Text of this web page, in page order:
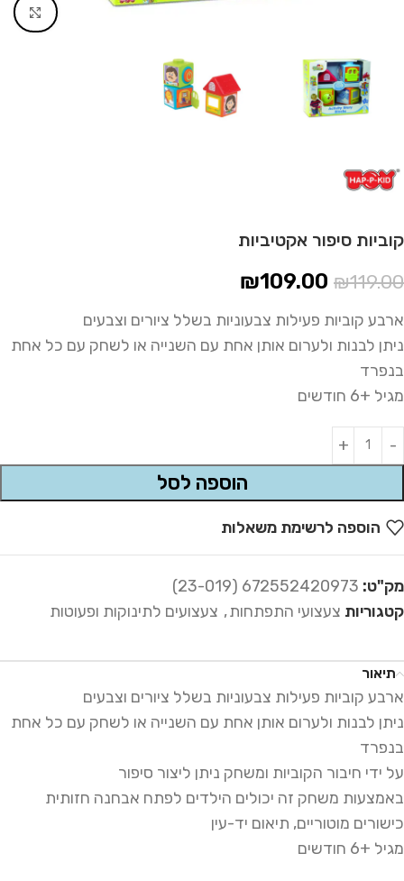
Click to enlarge
קוביות סיפור אקטיביות
₪119.00
₪109.00
ארבע קוביות פעילות צבעוניות בשלל ציורים וצבעים
ניתן לבנות ולערום אותן אחת עם השנייה או לשחק עם כל אחת
בנפרד
מגיל +6 חודשים
הוספה לסל
Alternative:
הוספה לרשימת משאלות
מק"ט: 672552420973 (23-019)
קטגוריות צעצועי התפתחות, צעצועים לתינוקות ופעוטות
תיאור
ארבע קוביות פעילות צבעוניות בשלל ציורים וצבעים
ניתן לבנות ולערום אותן אחת עם השנייה או לשחק עם כל אחת
בנפרד
על ידי חיבור הקוביות ומשחק ניתן ליצור סיפור
באמצעות משחק זה יכולים הילדים לפתח אבחנה חזותית
כישורים מוטוריים, תיאום יד-עין
מגיל +6 חודשים